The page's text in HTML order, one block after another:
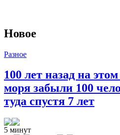
Новое
Разное
100 лет назад на
моря забыли 100
туда спустя 7 лет
5 минут